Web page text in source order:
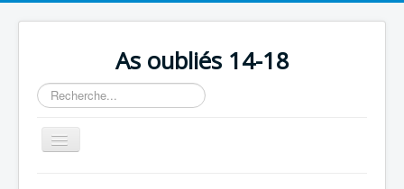
As oubliés 14-18
Rechercher
Basculer
la